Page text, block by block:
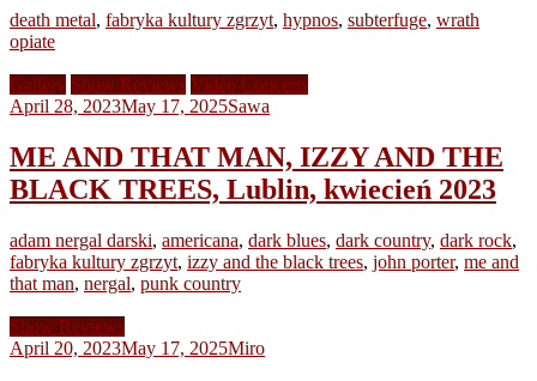
death metal, fabryka kultury zgrzyt, hypnos, subterfuge, wrath
opiate
Gallery Show Reviews Video Concerts
April 28, 2023May 17, 2025Sawa
ME AND THAT MAN, IZZY AND THE
BLACK TREES, Lublin, kwiecień 2023
adam nergal darski, americana, dark blues, dark country, dark rock,
fabryka kultury zgrzyt, izzy and the black trees, john porter, me and
that man, nergal, punk country
Show Reviews
April 20, 2023May 17, 2025Miro